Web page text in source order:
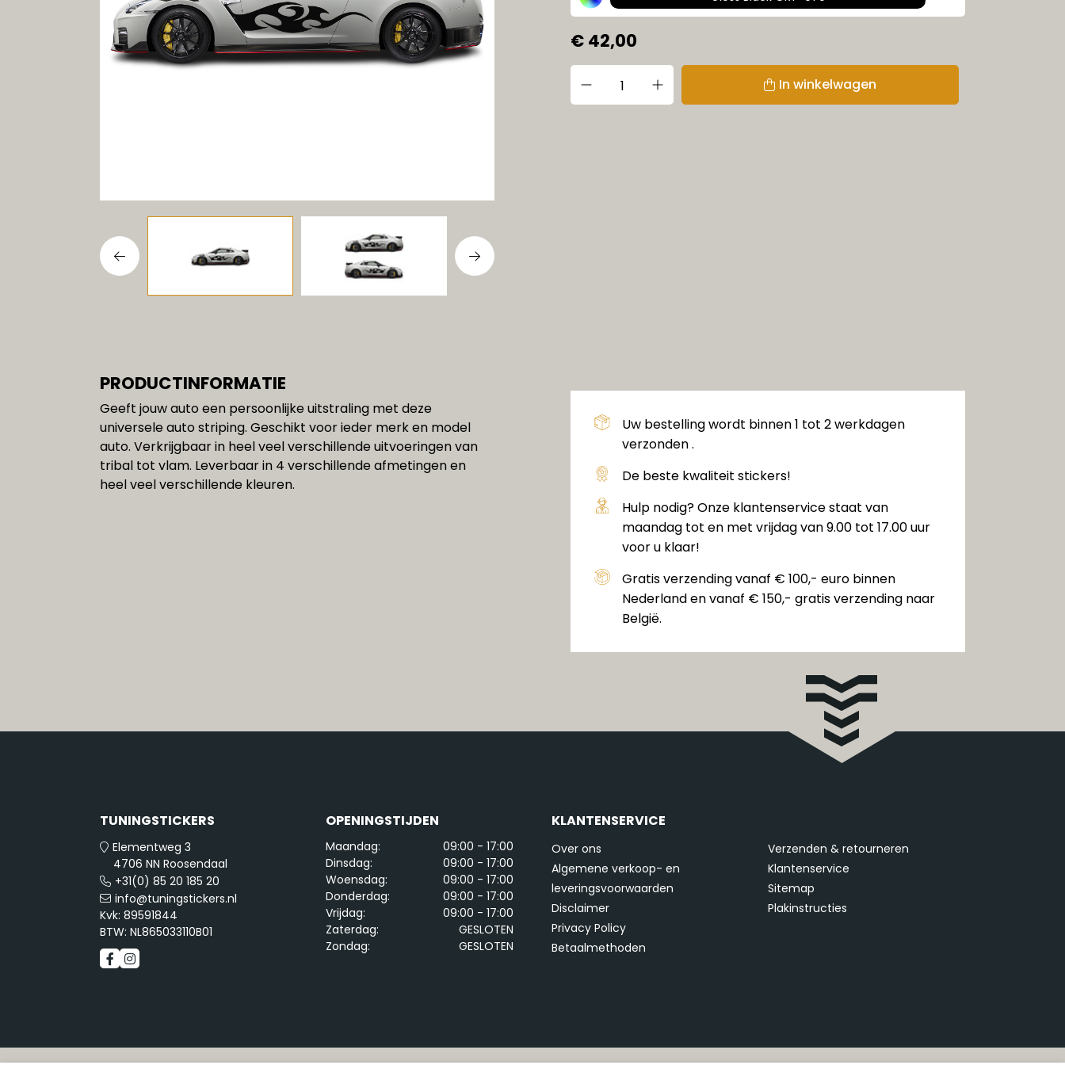
Gereedschap € 42,00
In winkelwagen
PRODUCTINFORMATIE
Geeft jouw auto een persoonlijke uitstraling met deze
universele auto striping. Geschikt voor ieder merk en model
auto. Verkrijgbaar in heel veel verschillende uitvoeringen van
tribal tot vlam. Leverbaar in 4 verschillende afmetingen en
heel veel verschillende kleuren.
Uw bestelling wordt binnen 1 tot 2 werkdagen
verzonden .
De beste kwaliteit stickers!
Hulp nodig? Onze klantenservice staat van
maandag tot en met vrijdag van 9.00 tot 17.00 uur
voor u klaar!
Gratis verzending vanaf € 100,- euro binnen
Nederland en vanaf € 150,- gratis verzending naar
België.
TUNINGSTICKERS
Elementweg 3
4706 NN Roosendaal
+31(0) 85 20 185 20
info@tuningstickers.nl
Kvk: 89591844
BTW: NL865033110B01
OPENINGSTIJDEN
Maandag:
09:00 - 17:00
Dinsdag:
09:00 - 17:00
Woensdag:
09:00 - 17:00
Donderdag:
09:00 - 17:00
Vrijdag:
09:00 - 17:00
Zaterdag:
GESLOTEN
Zondag:
GESLOTEN
KLANTENSERVICE
Over ons
Algemene verkoop- en
leveringsvoorwaarden
Disclaimer
Privacy Policy
Betaalmethoden
Verzenden & retourneren
Klantenservice
Sitemap
Plakinstructies